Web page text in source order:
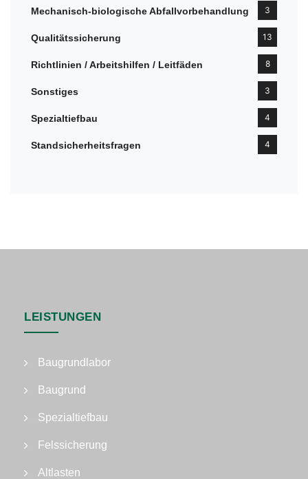
Mechanisch-biologische Abfallvorbehandlung 3
Qualitätssicherung 13
Richtlinien / Arbeitshilfen / Leitfäden 8
Sonstiges 3
Spezialtiefbau 4
Standsicherheitsfragen 4
LEISTUNGEN
Baugrundlabor
Baugrund
Spezialtiefbau
Felssicherung
Altlasten